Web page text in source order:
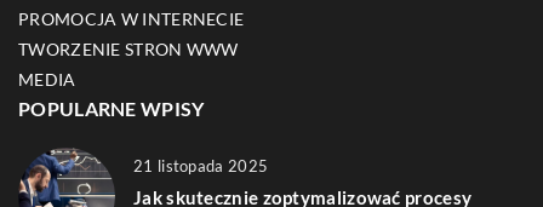
PROMOCJA W INTERNECIE
TWORZENIE STRON WWW
MEDIA
POPULARNE WPISY
21 listopada 2025
Jak skutecznie zoptymalizować procesy